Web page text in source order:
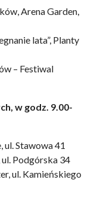
Arena Garden,
lata”, Planty
– Festiwal
w godz. 9.00-
ul. Stawowa 41
Podgórska 34
ul. Kamieńskiego